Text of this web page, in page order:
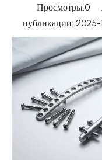
Просмотры:0
публикации: